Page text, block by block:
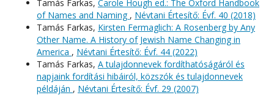
Tamás Farkas, Carole Hough ed.: The Oxford Handbook
of Names and Naming , Névtani Értesítő: Évf. 40 (2018)
Tamás Farkas, Kirsten Fermaglich: A Rosenberg by Any
Other Name. A History of Jewish Name Changing in
America , Névtani Értesítő: Évf. 44 (2022)
Tamás Farkas, A tulajdonnevek fordíthatóságáról és
napjaink fordítási hibáiról, közszók és tulajdonnevek
példáján , Névtani Értesítő: Évf. 29 (2007)